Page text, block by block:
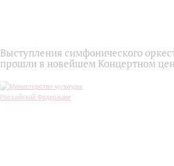
Выступления симфонического
прошли в новейшем Концертном